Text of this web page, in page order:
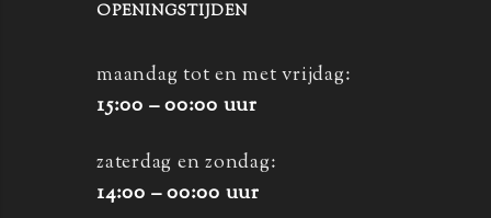
OPENINGSTIJDEN
maandag tot en met vrijdag:
15:00 – 00:00 uur
zaterdag en zondag:
14:00 – 00:00 uur